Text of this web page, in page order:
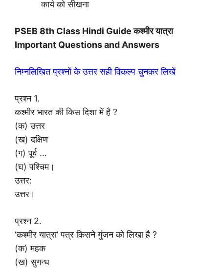
कार्य को सीखना
PSEB 8th Class Hindi Guide कश्मीर यात्रा
Important Questions and Answers
निम्नलिखित प्रश्नों के उत्तर सही विकल्प चुनकर लिखें
प्रश्न 1.
कश्मीर भारत की किस दिशा में है ?
(क) उत्तर
(ख) दक्षिण
(ग) पूर्व …
(घ) पश्चिम।
उत्तर:
उत्तर।
प्रश्न 2.
‘कश्मीर यात्रा’ पत्र किसने गुंजन को लिखा है ?
(क) महक
(ख) सुगन्ध